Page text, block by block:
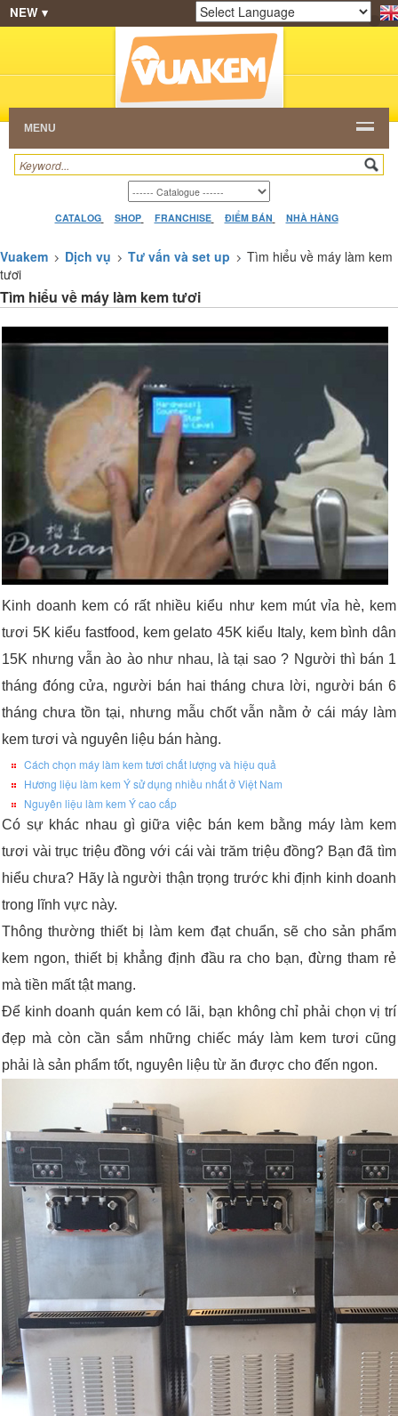
SHOP HẠT CAFE
NHÀ HÀNG
CATALOG VIDEO HỎI ĐÁP
NEW ▾
Powered by Translate
MENU
CATALOG SHOP FRANCHISE ĐIỂM BÁN NHÀ HÀNG
Vuakem Dịch vụ Tư vấn và set up
Tìm hiểu về máy làm kem
tươi
Tìm hiểu về máy làm kem tươi
Kinh doanh kem có rất nhiều kiểu như kem mút vỉa hè, kem
tươi 5K kiểu fastfood, kem gelato 45K kiểu Italy, kem bình dân
15K nhưng vẫn ào ào như nhau, là tại sao ? Người thì bán 1
tháng đóng cửa, người bán hai tháng chưa lời, người bán 6
tháng chưa tồn tại, nhưng mẫu chốt vẫn nằm ở cái máy làm
kem tươi và nguyên liệu bán hàng.
Cách chọn máy làm kem tươi chất lượng và hiệu quả
Hương liệu làm kem Ý sử dụng nhiều nhất ở Việt Nam
Nguyên liệu làm kem Ý cao cấp
Có sự khác nhau gì giữa việc bán kem bằng máy làm kem
tươi vài trục triệu đồng với cái vài trăm triệu đồng? Bạn đã tìm
hiểu chưa? Hãy là người thận trọng trước khi định kinh doanh
trong lĩnh vực này.
Thông thường thiết bị làm kem đạt chuẩn, sẽ cho sản phẩm
kem ngon, thiết bị khẳng định đầu ra cho bạn, đừng tham rẻ
mà tiền mất tật mang.
Để kinh doanh quán kem có lãi, bạn không chỉ phải chọn vị trí
đẹp mà còn cần sắm những chiếc máy làm kem tươi cũng
phải là sản phẩm tốt, nguyên liệu từ ăn được cho đến ngon.